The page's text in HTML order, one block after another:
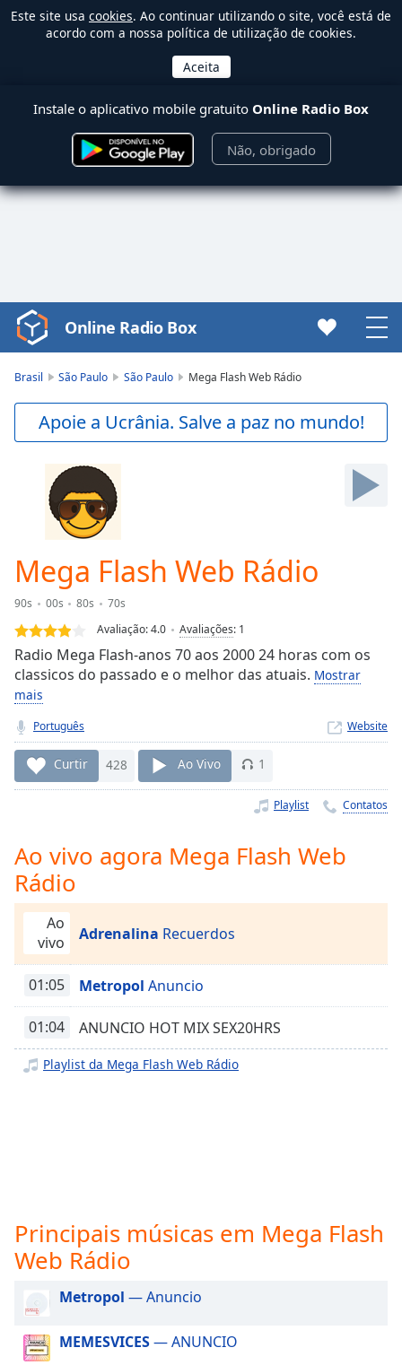
Este site usa cookies. Ao continuar utilizando o site, você está de
acordo com a nossa política de utilização de cookies.
Instale o aplicativo mobile gratuito Online Radio Box
Não, obrigado
Video
Player
Backward
Current
Time 0:00
Loaded:
0.00%
Stream
TypeLIVE
live,
currently
behind
LIVE
Remaining
1x
Playback
Rate
Chapters
Chapters
Descriptions
off,
settings
dialog
subtitles
off
selected
Audio
Track
Online Radio Box
Brasil São Paulo São Paulo Mega Flash Web Rádio
Apoie a Ucrânia. Salve a paz no mundo!
Mega Flash Web Rádio
90s 00s 80s
70s
Avaliação:4.0 Avaliações: 1
Radio Mega Flash-anos 70 aos 2000 24 horas com os
classicos do passado e o melhor das atuais. Mostrar
mais
Português Website
Curtir 428 Ao Vivo 1
Playlist Contatos
Ao vivo agora Mega Flash Web
Rádio
Ao
vivo
Adrenalina Recuerdos
01:05 Metropol Anuncio
01:04 ANUNCIO HOT MIX SEX20HRS
Playlist da Mega Flash Web Rádio
Principais músicas em Mega Flash
Web Rádio
Metropol — Anuncio
MEMESVICES— ANUNCIO